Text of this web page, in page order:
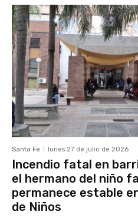
Santa Fe lunes 27 de julio de 2026
Incendio fatal en
el hermano del niño
permanece estable
de Niños